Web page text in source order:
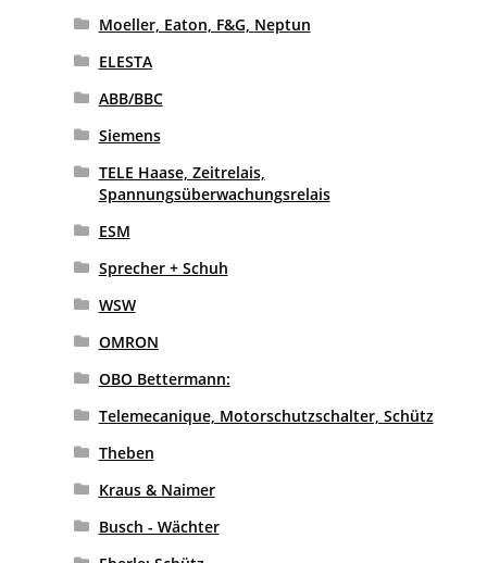
Moeller, Eaton, F&G, Neptun
ELESTA
ABB/BBC
Siemens
TELE Haase, Zeitrelais,
Spannungsüberwachungsrelais
ESM
Sprecher + Schuh
WSW
OMRON
OBO Bettermann:
Telemecanique, Motorschutzschalter, Schütz
Theben
Kraus & Naimer
Busch - Wächter